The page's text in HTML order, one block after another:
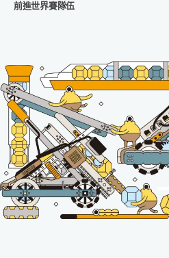
前進世界賽隊伍